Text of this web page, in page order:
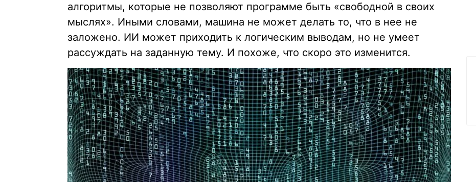
алгоритмы, которые не позволяют программе быть «свободной в своих
мыслях». Иными словами, машина не может делать то, что в нее не
заложено. ИИ может приходить к логическим выводам, но не умеет
рассуждать на заданную тему. И похоже, что скоро это изменится.